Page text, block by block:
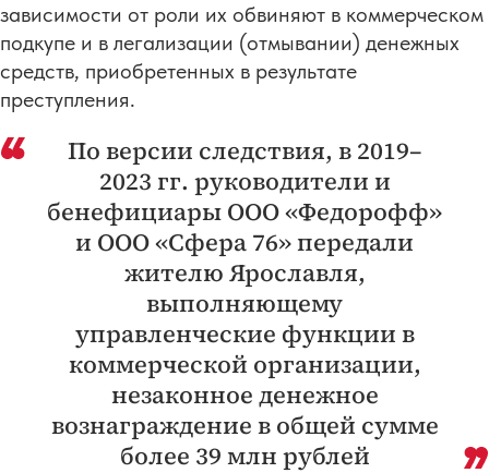
зависимости от роли их обвиняют в коммерческом
подкупе и в легализации (отмывании) денежных
средств, приобретенных в результате
преступления.
По версии следствия, в 2019–
2023 гг. руководители и
бенефициары ООО «Федорофф»
и ООО «Сфера 76» передали
жителю Ярославля,
выполняющему
управленческие функции в
коммерческой организации,
незаконное денежное
вознаграждение в общей сумме
более 39 млн рублей